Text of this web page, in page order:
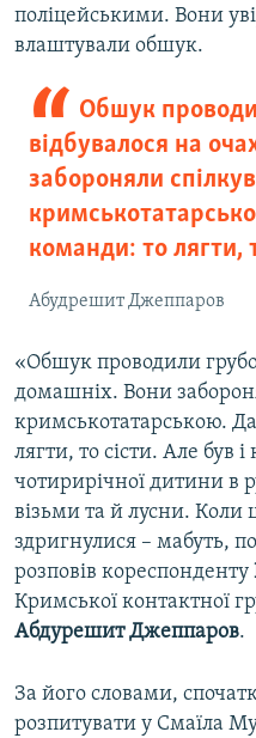
поліцейськими. Вони
влаштували обшук.
Обшук
відбувалося на
забороняли
команди: то лягти,
Абудрешит Джеппаров
«Обшук проводили
домашніх. Вони
кримськотатарською.
лягти, то сісти. Але був
чотирирічної дитини в
візьми та й лусни. Коли
здригнулися – мабуть,
розповів кореспонденту
Кримської контактної
Абдурешит Джеппаров.
За його словами,
розпитувати у Смаїла